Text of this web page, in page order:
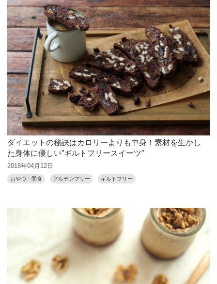
ダイエットの秘訣はカロリーよりも中身！素材を生かし
た身体に優しい”ギルトフリースイーツ”
2018年04月12日
おやつ・間食 グルテンフリー ギルトフリー